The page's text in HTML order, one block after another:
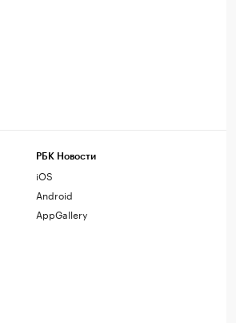
РБК Новости
iOS
Android
AppGallery